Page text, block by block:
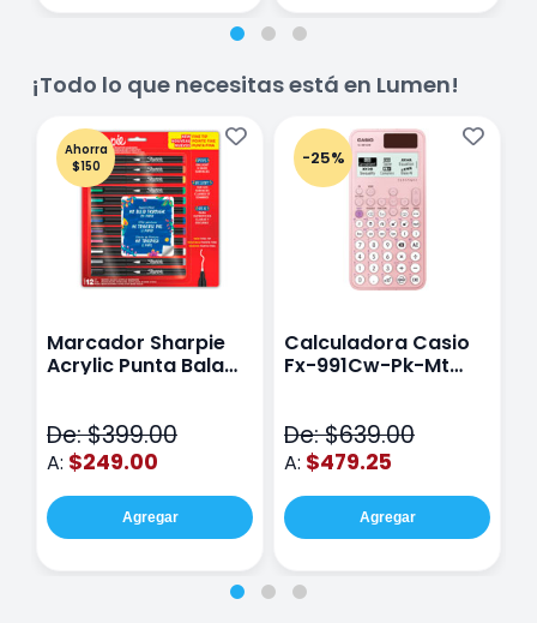
¡Todo lo que necesitas está en Lumen!
Ahorra
$150
Marcador Sharpie
Acrylic Punta Bala
De: $399.00
A: $249.00
Agregar
-25%
Calculadora Casio
Fx-991Cw-Pk-Mt
De: $639.00
A: $479.25
Agregar